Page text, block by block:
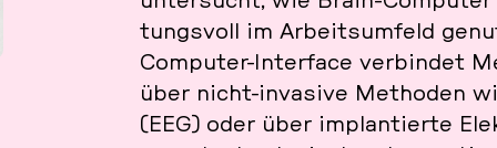
tungs­voll im Ar­beits­um­feld
Com­pu­ter-In­ter­face ver­bin­det
über nicht-in­va­si­ve Me­tho­den
(EEG) oder über im­plan­tier­te